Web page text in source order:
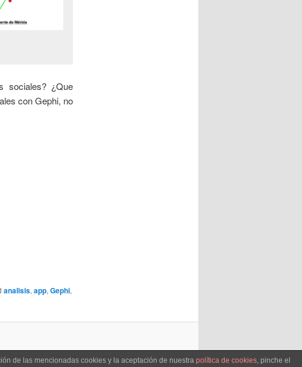
sociales? ¿Que
con Gephi, no
analisis, app, Gephi,
de las mencionadas cookies y la aceptación de nuestra política de cookies, pinche el